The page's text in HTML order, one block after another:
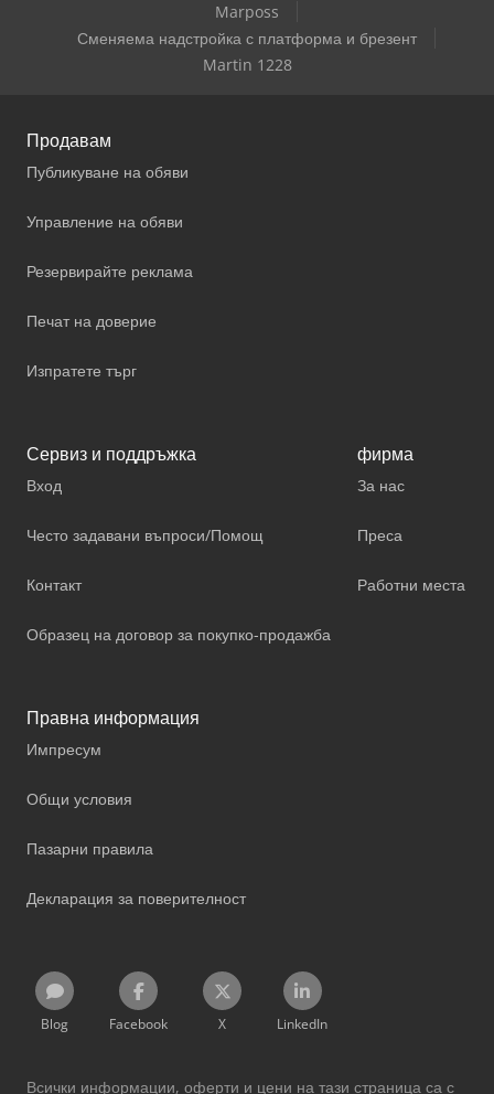
Marposs
Сменяема надстройка с платформа и брезент
Martin 1228
Продавам
Публикуване на обяви
Управление на обяви
Резервирайте реклама
Печат на доверие
Изпратете търг
Сервиз и поддръжка
Вход
Често задавани въпроси/Помощ
Контакт
Образец на договор за покупко-продажба
фирма
За нас
Преса
Работни места
Правна информация
Импресум
Общи условия
Пазарни правила
Декларация за поверителност
Blog Facebook X LinkedIn
Всички информации, оферти и цени на тази страница са с